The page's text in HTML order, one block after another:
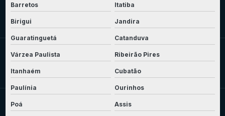
Barretos Itatiba
Birigui Jandira
Guaratinguetá Catanduva
Várzea Paulista Ribeirão Pires
Itanhaém Cubatão
Paulínia Ourinhos
Poá Assis